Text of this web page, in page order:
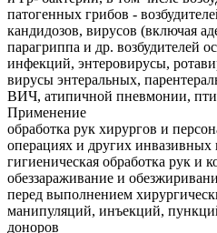
патогенных грибов -
кандидозов, вирусов (включая
парагриппа и др. возбудителей
инфекций, энтеровирусы,
вирусы энтеральных,
ВИЧ, атипичной пневмонии,
Применение
обработка рук хирургов и
операциях и других
гигиеническая обработка рук и
обеззараживание и
перед выполнением
манипуляций, инъекций,
доноров